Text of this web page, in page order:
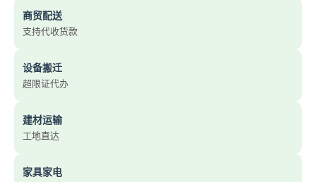
商贸配送
支持代收货款
设备搬迁
超限证代办
建材运输
工地直达
家具家电